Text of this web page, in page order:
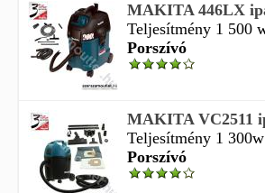
MAKITA 446LX
Teljesítmény 1 500
Porszívó
MAKITA VC2511
Teljesítmény 1
Porszívó